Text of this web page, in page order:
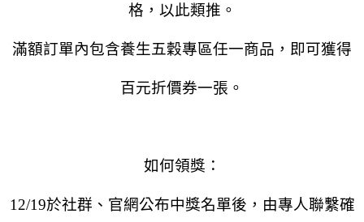
格，以此類推。
滿額訂單內包含養生五穀專區任一商品，即可獲得
百元折價券一張。
如何領獎：
12/19於社群、官網公布中獎名單後，由專人聯繫確